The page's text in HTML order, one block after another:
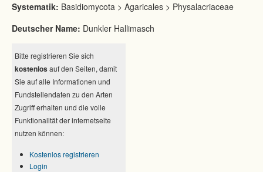
Systematik: Basidiomycota > Agaricales > Physalacriaceae
Deutscher Name: Dunkler Hallimasch
Bitte registrieren Sie sich
kostenlos auf den Seiten, damit
Sie auf alle Informationen und
Fundstellendaten zu den Arten
Zugriff erhalten und die volle
Funktionalität der internetseite
nutzen können:
Kostenlos registrieren
Login